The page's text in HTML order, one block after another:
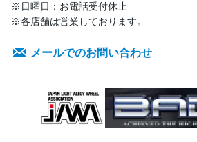
※日曜日：お電話受付休止
※各店舗は営業しております。
メールでのお問い合わせ